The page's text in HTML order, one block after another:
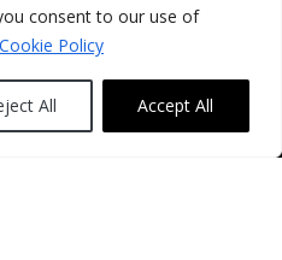
consent to our use of
Cookie Policy
All Accept All